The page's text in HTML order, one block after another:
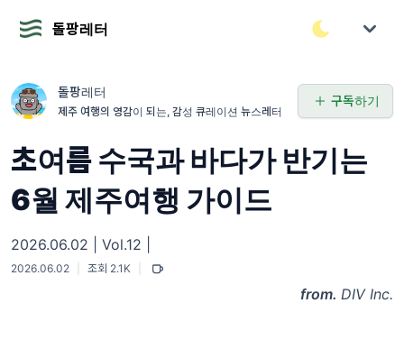
돌팡레터
돌팡레터
제주 여행의 영감이 되는, 감성 큐레이션 뉴스레터.
구독하기
초여름 수국과 바다가 반기는
6월 제주여행 가이드
2026.06.02 | Vol.12 |
2026.06.02 조회 2.1K
from. DIV Inc.